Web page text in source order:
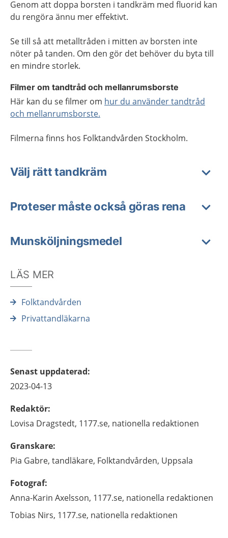
Genom att doppa borsten i tandkräm med fluorid kan
du rengöra ännu mer effektivt.
Se till så att metalltråden i mitten av borsten inte
nöter på tanden. Om den gör det behöver du byta till
en mindre storlek.
Filmer om tandtråd och mellanrumsborste
Här kan du se filmer om hur du använder tandtråd
och mellanrumsborste.
Filmerna finns hos Folktandvården Stockholm.
Välj rätt tandkräm
Proteser måste också göras rena
Munsköljningsmedel
LÄS MER
Folktandvården
Privattandläkarna
Senast uppdaterad:
2023-04-13
Redaktör:
Lovisa Dragstedt, 1177.se, nationella redaktionen
Granskare:
Pia Gabre, tandläkare, Folktandvården, Uppsala
Fotograf:
Anna-Karin Axelsson, 1177.se, nationella redaktionen
Tobias Nirs, 1177.se, nationella redaktionen